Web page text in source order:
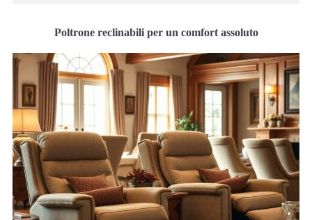
Poltrone reclinabili per un comfort assoluto